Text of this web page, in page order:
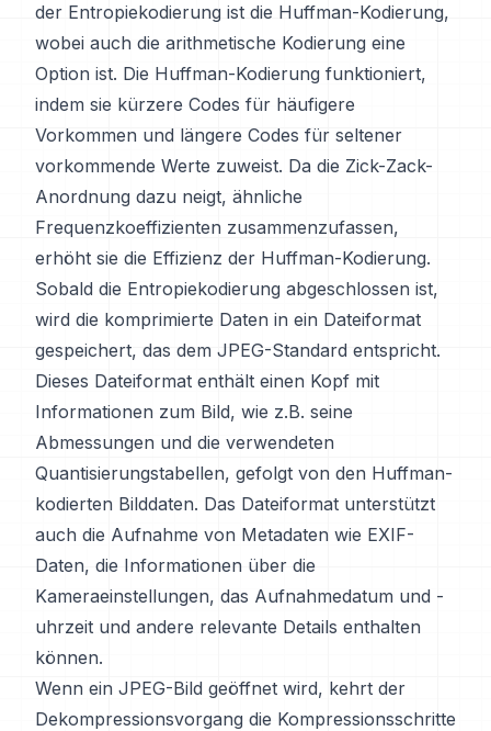
der Entropiekodierung ist die Huffman-Kodierung,
wobei auch die arithmetische Kodierung eine
Option ist. Die Huffman-Kodierung funktioniert,
indem sie kürzere Codes für häufigere
Vorkommen und längere Codes für seltener
vorkommende Werte zuweist. Da die Zick-Zack-
Anordnung dazu neigt, ähnliche
Frequenzkoeffizienten zusammenzufassen,
erhöht sie die Effizienz der Huffman-Kodierung.
Sobald die Entropiekodierung abgeschlossen ist,
wird die komprimierte Daten in ein Dateiformat
gespeichert, das dem JPEG-Standard entspricht.
Dieses Dateiformat enthält einen Kopf mit
Informationen zum Bild, wie z.B. seine
Abmessungen und die verwendeten
Quantisierungstabellen, gefolgt von den Huffman-
kodierten Bilddaten. Das Dateiformat unterstützt
auch die Aufnahme von Metadaten wie EXIF-
Daten, die Informationen über die
Kameraeinstellungen, das Aufnahmedatum und -
uhrzeit und andere relevante Details enthalten
können.
Wenn ein JPEG-Bild geöffnet wird, kehrt der
Dekompressionsvorgang die Kompressionsschritte